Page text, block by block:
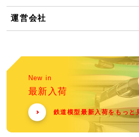
運営会社
New in
最新入荷
鉄道模型最新入荷をもっと